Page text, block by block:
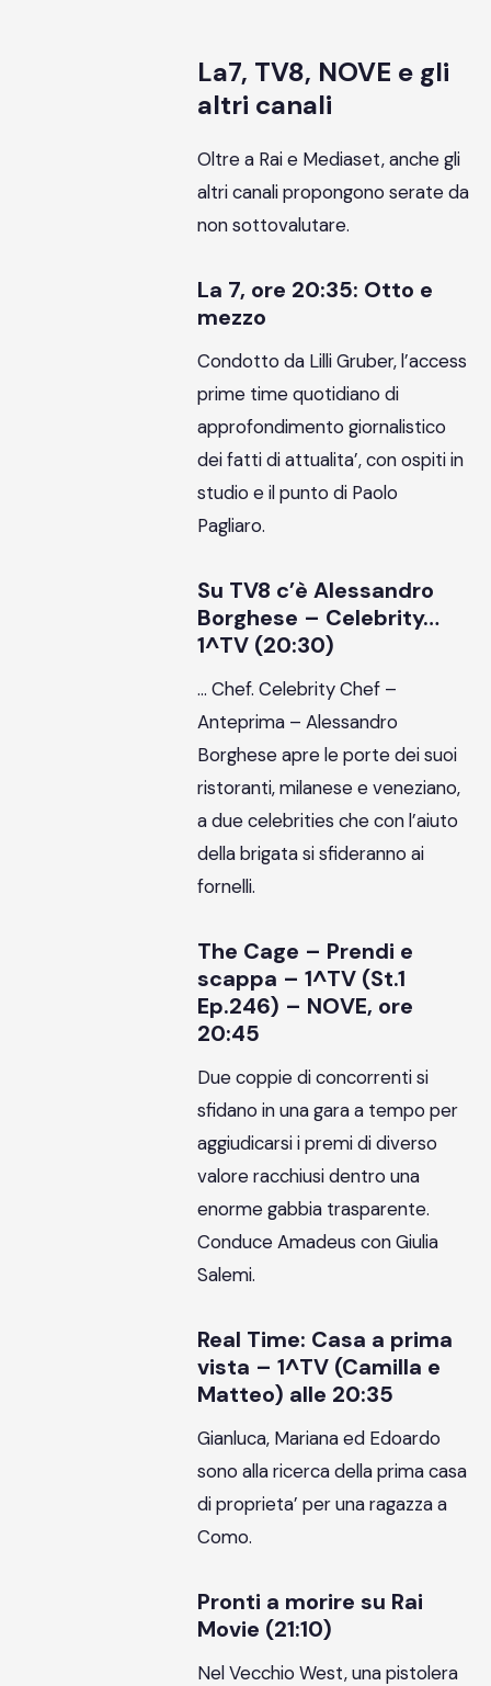
La7, TV8, NOVE e gli
altri canali
Oltre a Rai e Mediaset, anche gli
altri canali propongono serate da
non sottovalutare.
La 7, ore 20:35: Otto e
mezzo
Condotto da Lilli Gruber, l’access
prime time quotidiano di
approfondimento giornalistico
dei fatti di attualita’, con ospiti in
studio e il punto di Paolo
Pagliaro.
Su TV8 c’è Alessandro
Borghese – Celebrity…
1^TV (20:30)
… Chef. Celebrity Chef –
Anteprima – Alessandro
Borghese apre le porte dei suoi
ristoranti, milanese e veneziano,
a due celebrities che con l’aiuto
della brigata si sfideranno ai
fornelli.
The Cage – Prendi e
scappa – 1^TV (St.1
Ep.246) – NOVE, ore
20:45
Due coppie di concorrenti si
sfidano in una gara a tempo per
aggiudicarsi i premi di diverso
valore racchiusi dentro una
enorme gabbia trasparente.
Conduce Amadeus con Giulia
Salemi.
Real Time: Casa a prima
vista – 1^TV (Camilla e
Matteo) alle 20:35
Gianluca, Mariana ed Edoardo
sono alla ricerca della prima casa
di proprieta’ per una ragazza a
Como.
Pronti a morire su Rai
Movie (21:10)
Nel Vecchio West, una pistolera